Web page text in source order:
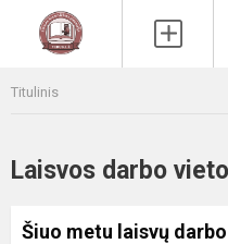
Titulinis
Laisvos darbo
Šiuo metu laisvų